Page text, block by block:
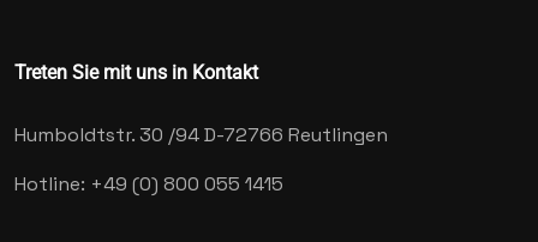
Treten Sie mit uns in Kontakt
Humboldtstr. 30 /94D-72766 Reutlingen
Hotline: +49 (0) 800 055 1415